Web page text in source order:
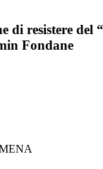
di resistere del
Fondane